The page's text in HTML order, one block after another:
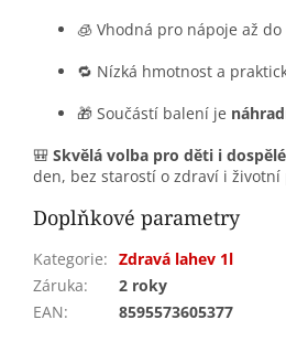
🧊 Vhodná pro nápoje až do
🔁 Nízká hmotnost a
🎁 Součástí balení je
🎒 Skvělá volba pro děti i dospělé
den, bez starostí o zdraví i
Doplňkové parametry
Kategorie: Zdravá lahev 1l
Záruka:
2 roky
EAN: 8595573605377